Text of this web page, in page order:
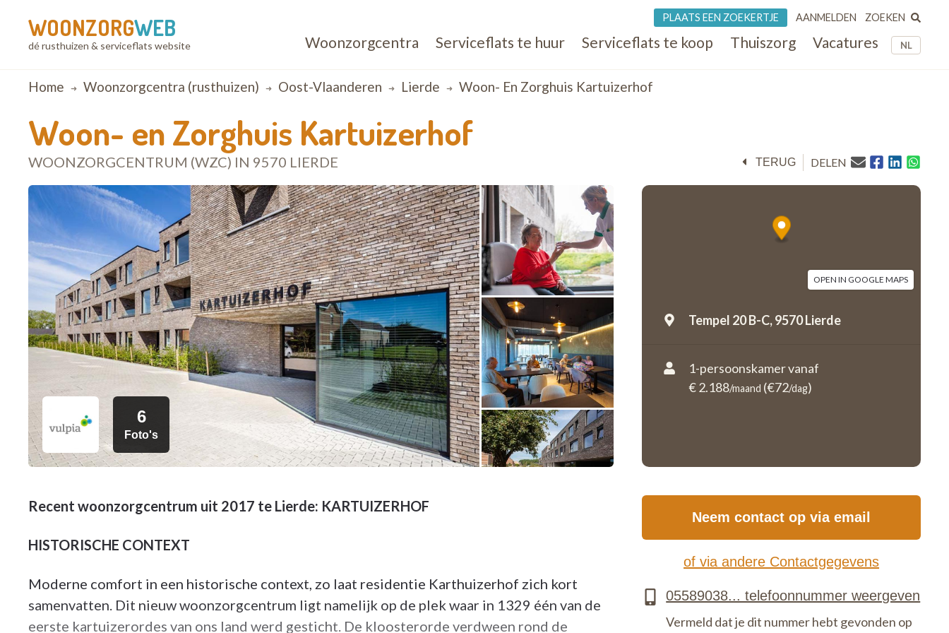
WOONZORGWEB
dé rusthuizen & serviceflats website NL
Woonzorgcentra Serviceflats te huur Serviceflats te koop Thuiszorg Vacatures
PLAATS EEN ZOEKERTJE AANMELDEN ZOEKEN
Breadcrumb
Home Woonzorgcentra (rusthuizen) Oost-Vlaanderen Lierde Woon- En Zorghuis Kartuizerhof
Woon- en Zorghuis Kartuizerhof
WOONZORGCENTRUM (WZC) IN 9570 LIERDE TERUG DELEN
6
Foto's
OPEN IN GOOGLE MAPS
Tempel 20 B-C,9570 Lierde
1-persoonskamer vanaf
€ 2.188/maand (€72/dag)
Recent woonzorgcentrum uit 2017 te Lierde: KARTUIZERHOF
HISTORISCHE CONTEXT
Moderne comfort in een historische context, zo laat residentie Karthuizerhof zich kort
samenvatten. Dit nieuw woonzorgcentrum ligt namelijk op de plek waar in 1329 één van de
eerste kartuizerordes van ons land werd gesticht. De kloosterorde verdween rond de
Neem contact op via email
of via andere Contactgegevens
Vermeld dat je dit nummer hebt gevonden op